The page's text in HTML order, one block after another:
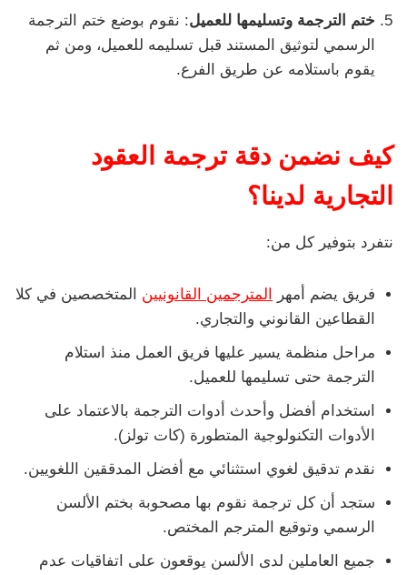
ختم الترجمة وتسليمها للعميل: نقوم بوضع ختم الترجمة
الرسمي لتوثيق المستند قبل تسليمه للعميل، ومن ثم
يقوم باستلامه عن طريق الفرع.
كيف نضمن دقة ترجمة العقود
التجارية لدينا؟
نتفرد بتوفير كل من:
فريق يضم أمهر المترجمين القانونيين المتخصصين في كلا
القطاعين القانوني والتجاري.
مراحل منظمة يسير عليها فريق العمل منذ استلام
الترجمة حتى تسليمها للعميل.
استخدام أفضل وأحدث أدوات الترجمة بالاعتماد على
الأدوات التكنولوجية المتطورة (كات تولز).
نقدم تدقيق لغوي استثنائي مع أفضل المدققين اللغويين.
ستجد أن كل ترجمة نقوم بها مصحوبة بختم الألسن
الرسمي وتوقيع المترجم المختص.
جميع العاملين لدى الألسن يوقعون على اتفاقيات عدم